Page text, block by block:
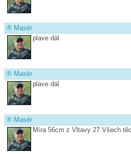
® Masér
plave dál
® Masér
plave dál
® Masér
Míra 56cm z Vltavy 27.Všech